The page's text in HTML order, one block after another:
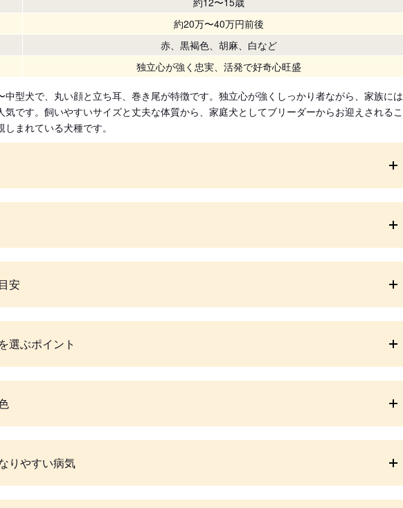
約20万〜40万円前後
赤、黒褐色、胡麻、白など
独立心が強く忠実、活発で好奇心旺盛
中型犬で、丸い顔と立ち耳、巻き尾が特徴です。独立心が強くしっかり者ながら、家族には
気です。飼いやすいサイズと丈夫な体質から、家庭犬としてブリーダーからお迎えされるこ
まれている犬種です。
安
選ぶポイント
りやすい病気